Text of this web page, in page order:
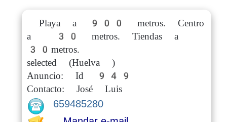
Playa a 900 metros. Centro
a 30 metros. Tiendas a
30metros.
selected (Huelva )
Anuncio: Id 949
Contacto: José Luis
659485280